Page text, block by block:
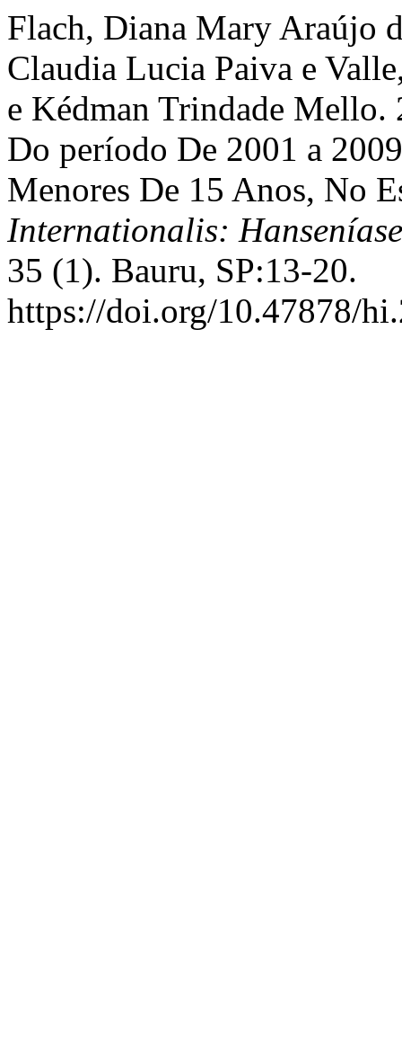
Flach, Diana Mary Araújo
Claudia Lucia Paiva e
e Kédman Trindade Mello.
Do período De 2001 a
Menores De 15 Anos, No
Internationalis:
35 (1). Bauru, SP:13-20.
https://doi.org/10.47878/